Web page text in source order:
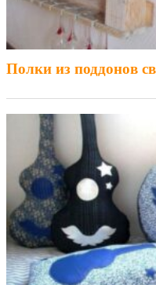
Полки из поддонов